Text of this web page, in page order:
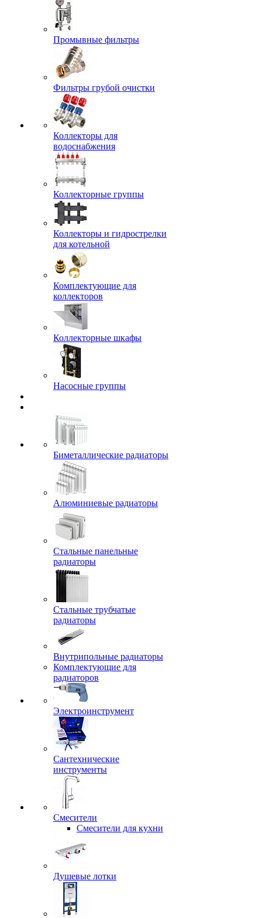
Промывные фильтры
Фильтры грубой очистки
Коллекторы для
водоснабжения
Коллекторные группы
Коллекторы и гидрострелки
для котельной
Комплектующие для
коллекторов
Коллекторные шкафы
Насосные группы
Биметаллические радиаторы
Алюминиевые радиаторы
Стальные панельные
радиаторы
Стальные трубчатые
радиаторы
Внутрипольные радиаторы
Комплектующие для
радиаторов
Электроинструмент
Сантехнические
инструменты
Смесители
Смесители для кухни
Душевые лотки